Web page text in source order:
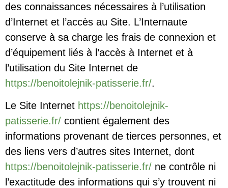
des connaissances nécessaires à l’utilisation
d’Internet et l’accès au Site. L’Internaute
conserve à sa charge les frais de connexion et
d’équipement liés à l’accès à Internet et à
l’utilisation du Site Internet de
https://benoitolejnik-patisserie.fr/.
Le Site Internet https://benoitolejnik-
patisserie.fr/ contient également des
informations provenant de tierces personnes, et
des liens vers d’autres sites Internet, dont
https://benoitolejnik-patisserie.fr/ ne contrôle ni
l’exactitude des informations qui s’y trouvent ni